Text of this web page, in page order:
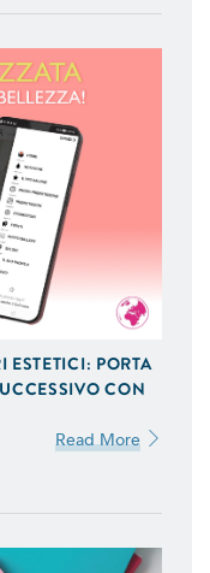
ESTETICI: PORTA
CON
Read More